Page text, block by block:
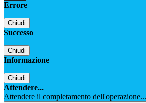
Errore
Chiudi
Successo
Chiudi
Informazione
Chiudi
Attendere...
Attendere il completamento dell'operazione...